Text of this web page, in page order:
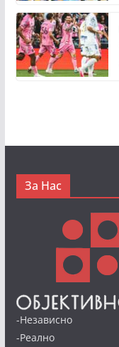
За Нас
-Независно
-Реално